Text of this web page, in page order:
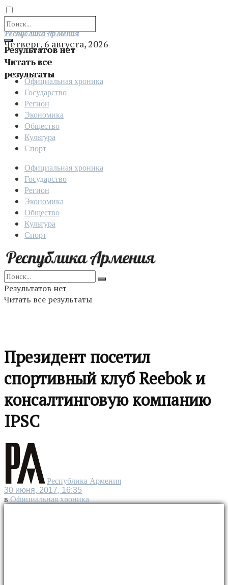
Результатов нет
Читать все
результаты
Отправить
Республика Армения
Четверг, 6 августа, 2026
Официальная хроника
Государство
Регион
Экономика
Общество
Культура
Спорт
Официальная хроника
Государство
Регион
Экономика
Общество
Культура
Спорт
Результатов нет
Читать все результаты
Президент посетил
спортивный клуб Reebok и
консалтинговую компанию
IPSC
Республика Армения
30 июня, 2017, 16:35
в Официальная хроника